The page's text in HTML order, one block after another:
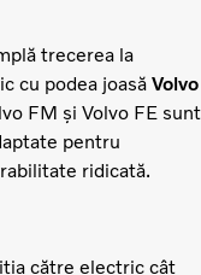
trecerea la
cu podea joasă Volvo
FM și Volvo FE sunt
pentru
ridicată.
către electric cât